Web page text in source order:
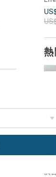
廣告